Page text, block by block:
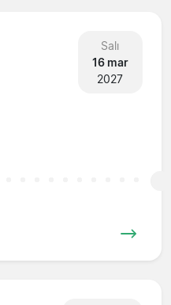
Salı
16 mar
2027